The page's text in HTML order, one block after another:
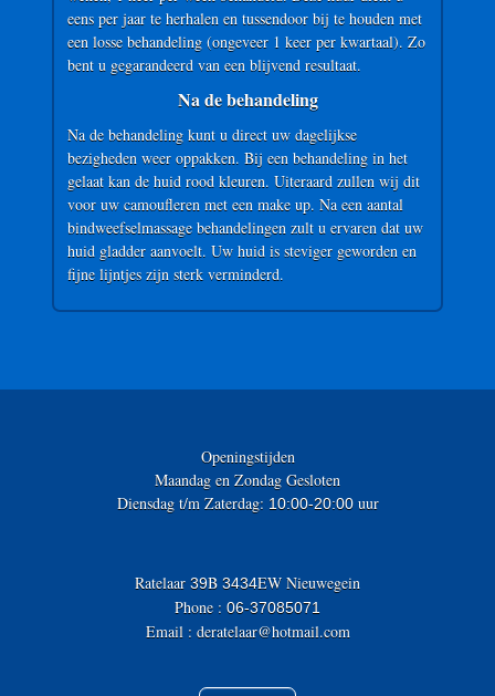
eens per jaar te herhalen en tussendoor bij te houden met
een losse behandeling (ongeveer 1 keer per kwartaal). Zo
bent u gegarandeerd van een blijvend resultaat.
Na de behandeling
Na de behandeling kunt u direct uw dagelijkse
bezigheden weer oppakken. Bij een behandeling in het
gelaat kan de huid rood kleuren. Uiteraard zullen wij dit
voor uw camoufleren met een make up. Na een aantal
bindweefselmassage behandelingen zult u ervaren dat uw
huid gladder aanvoelt. Uw huid is steviger geworden en
fijne lijntjes zijn sterk verminderd.
Openingstijden
Maandag en Zondag Gesloten
Diensdag t/m Zaterdag: 10:00-20:00uur
Ratelaar 39B 3434EW Nieuwegein
Phone : 06-37085071
Email : deratelaar@hotmail.com